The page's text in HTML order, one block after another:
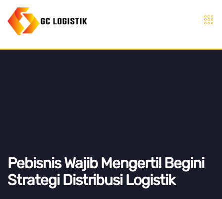
Pebisnis Wajib Mengerti! Begini
Strategi Distribusi Logistik